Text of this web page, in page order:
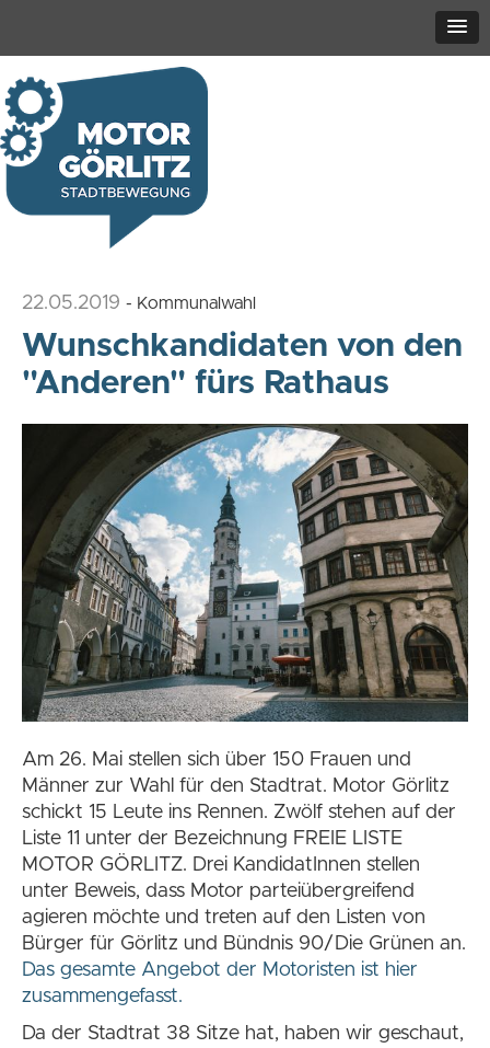
22.05.2019 - Kommunalwahl
Wunschkandidaten von den
"Anderen" fürs Rathaus
Am 26. Mai stellen sich über 150 Frauen und
Männer zur Wahl für den Stadtrat. Motor Görlitz
schickt 15 Leute ins Rennen. Zwölf stehen auf der
Liste 11 unter der Bezeichnung FREIE LISTE
MOTOR GÖRLITZ. Drei KandidatInnen stellen
unter Beweis, dass Motor parteiübergreifend
agieren möchte und treten auf den Listen von
Bürger für Görlitz und Bündnis 90/Die Grünen an.
Das gesamte Angebot der Motoristen ist hier
zusammengefasst.
Da der Stadtrat 38 Sitze hat, haben wir geschaut,